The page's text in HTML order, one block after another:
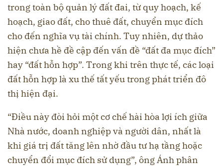
trong toàn bộ quản lý đất đai, từ quy hoạch, kế
hoạch, giao đất, cho thuê đất, chuyển mục đích
cho đến nghĩa vụ tài chính. Tuy nhiên, dự thảo
hiện chưa hề đề cập đến vấn đề “đất đa mục đích”
hay “đất hỗn hợp”. Trong khi trên thực tế, các loại
đất hỗn hợp là xu thế tất yếu trong phát triển đô
thị hiện đại.
“Điều này đòi hỏi một cơ chế hài hòa lợi ích giữa
Nhà nước, doanh nghiệp và người dân, nhất là
khi giá trị đất tăng lên nhờ đầu tư hạ tầng hoặc
chuyển đổi mục đích sử dụng”, ông Ánh phân